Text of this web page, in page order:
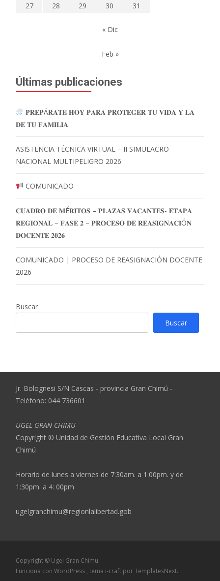
27
28 29 30 31
« Dic
Feb »
Últimas publicaciones
𝐏𝐑𝐄𝐏Á𝐑𝐀𝐓𝐄 𝐇𝐎𝐘 𝐏𝐀𝐑𝐀 𝐏𝐑𝐎𝐓𝐄𝐆𝐄𝐑 𝐓𝐔 𝐕𝐈𝐃𝐀 𝐘 𝐋𝐀
𝐃𝐄 𝐓𝐔 𝐅𝐀𝐌𝐈𝐋𝐈𝐀.
ASISTENCIA TÉCNICA VIRTUAL – II SIMULACRO
NACIONAL MULTIPELIGRO 2026
COMUNICADO
𝐂𝐔𝐀𝐃𝐑𝐎 𝐃𝐄 𝐌É𝐑𝐈𝐓𝐎𝐒 – 𝐏𝐋𝐀𝐙𝐀𝐒 𝐕𝐀𝐂𝐀𝐍𝐓𝐄𝐒- 𝐄𝐓𝐀𝐏𝐀
𝐑𝐄𝐆𝐈𝐎𝐍𝐀𝐋 – 𝐅𝐀𝐒𝐄 𝟐 – 𝐏𝐑𝐎𝐂𝐄𝐒𝐎 𝐃𝐄 𝐑𝐄𝐀𝐒𝐈𝐆𝐍𝐀𝐂𝐈Ó𝐍
𝐃𝐎𝐂𝐄𝐍𝐓𝐄 𝟐𝟎𝟐𝟔
COMUNICADO | PROCESO DE REASIGNACIÓN DOCENTE
2026
Buscar
Buscar
Jr. Bolognesi S/N Cascas - provincia Gran Chimú -
Teléfono: 044 736601
UGEL GRAN CHIMU
Copyright © Unidad de Gestión Educativa Local Gran
Chimú
Horario de lunes a viernes de 7:30am. a 1:00pm. y de
1:30pm. a 4: 00pm
ugelgranchimu@regionlalibertad.gob
Copyright © Ugel Gran Chimu
Funciona con WordPress , tema i-craft por TemplatesNext.